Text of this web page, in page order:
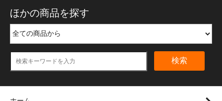
ほかの商品を探す
検索